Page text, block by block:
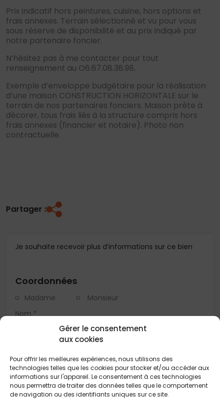
Gérer le consentement
aux cookies
Pour offrir les meilleures expériences, nous utilisons des
technologies telles que les cookies pour stocker et/ou accéder aux
informations sur l'appareil. Le consentement à ces technologies
nous permettra de traiter des données telles que le comportement
de navigation ou des identifiants uniques sur ce site.
Prix indicatif hors peintures, cuisine, hors options et
frais annexes. Terrain sélectionné et vu pour vous
sous réserve de disponibilité et au prix indiqué par
notre partenaire foncier.
N’hésitez pas à me contacter pour tout
renseignement au O6.67.08.38.98.
Exemple d’enveloppe budgétaire pour la réalisation
d’une maison CONSTRUCTION HORIZONTALE sur le
terrain de nos partenaires fonciers. Maison prête à
décorer, tous frais liés à la structure compris hors
frais annexes (financier et notaire). Photo non
contractuelle.
Partager :
Je souhaite recevoir plus d’informations sur ce bien
Coordonnées
Madame
Monsieur
Nom*
Téléphone*